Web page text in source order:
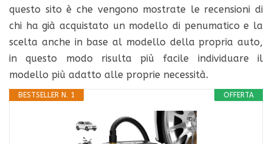
questo sito è che vengono mostrate le recensioni di
chi ha già acquistato un modello di penumatico e la
scelta anche in base al modello della propria auto,
in questo modo risulta più facile individuare il
modello più adatto alle proprie necessità.
OFFERTA
BESTSELLER N. 1